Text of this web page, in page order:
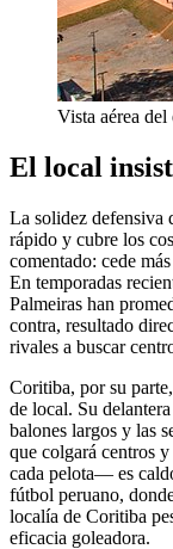
Vista aérea
El local
La solidez defensiva
rápido y cubre los
comentado: cede
En temporadas
Palmeiras han
contra, resultado
rivales a buscar
Coritiba, por su
de local. Su
balones largos y las
que colgará centros
cada pelota— es
fútbol peruano,
localía de Coritiba
eficacia goleadora.